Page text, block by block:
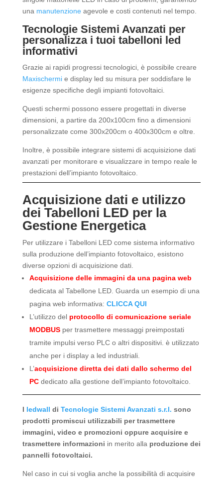
una manutenzioneagevole e costi contenuti nel tempo.
Tecnologie Sistemi Avanzati per
personalizza i tuoi tabelloni led
informativi
Grazie ai rapidi progressi tecnologici, è possibile creare
Maxischermie display led su misura per soddisfare le
esigenze specifiche degli impianti fotovoltaici.
Questi schermi possono essere progettati in diverse
dimensioni, a partire da 200x100cm fino a dimensioni
personalizzate come 300x200cm o 400x300cm e oltre.
Inoltre, è possibile integrare sistemi di acquisizione dati
avanzati per monitorare e visualizzare in tempo reale le
prestazioni dell’impianto fotovoltaico.
Acquisizione dati e utilizzo
dei Tabelloni LED per la
Gestione Energetica
Per utilizzare i Tabelloni LED come sistema informativo
sulla produzione dell’impianto fotovoltaico, esistono
diverse opzioni di acquisizione dati.
Acquisizione delle immagini da una pagina web
dedicata al Tabellone LED. Guarda un esempio di una
pagina web informativa: CLICCA QUI
L’utilizzo del protocollo di comunicazione seriale
MODBUSper trasmettere messaggi preimpostati
tramite impulsi verso PLC o altri dispositivi. è utilizzato
anche per i display a led industriali.
L’acquisizione diretta dei dati dallo schermo del
PCdedicato alla gestione dell’impianto fotovoltaico.
I ledwall di Tecnologie Sistemi Avanzati s.r.l. sono
prodotti promiscui utilizzabili per trasmettere
immagini, video e promozioni oppure acquisire e
trasmettere informazioni in merito alla produzione dei
pannelli fotovoltaici.
Nel caso in cui si voglia anche la possibilità di acquisire